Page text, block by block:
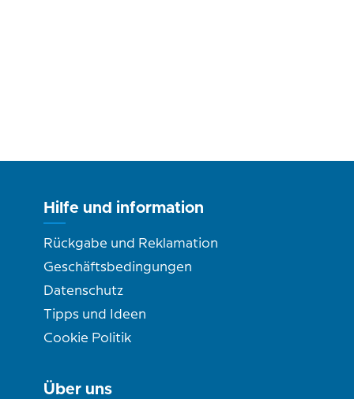
Hilfe und information
Rückgabe und Reklamation
Geschäftsbedingungen
Datenschutz
Tipps und Ideen
Cookie Politik
Über uns